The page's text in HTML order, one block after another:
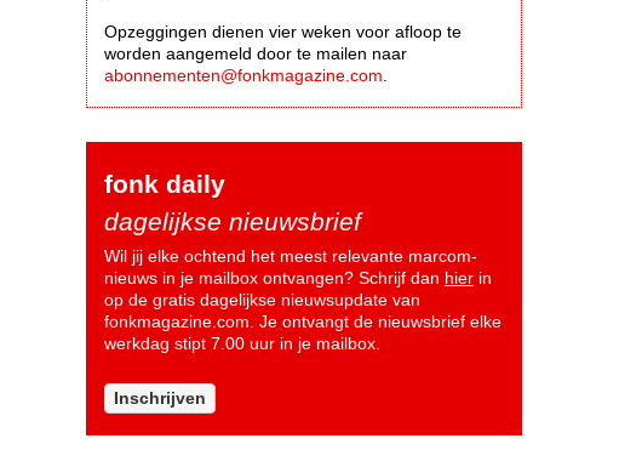
Opzeggingen dienen vier weken voor afloop te
worden aangemeld door te mailen naar
abonnementen@fonkmagazine.com
fonk daily
dagelijkse nieuwsbrief
Wil jij elke ochtend het meest relevante marcom-
nieuws in je mailbox ontvangen? Schrijf dan hier in
op de gratis dagelijkse nieuwsupdate van
fonkmagazine.com. Je ontvangt de nieuwsbrief elke
werkdag stipt 7.00 uur in je mailbox.
Inschrijven